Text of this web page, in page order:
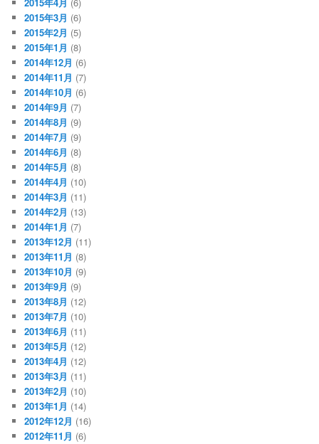
2015年3月 (6)
2015年2月 (5)
2015年1月 (8)
2014年12月 (6)
2014年11月 (7)
2014年10月 (6)
2014年9月 (7)
2014年8月 (9)
2014年7月 (9)
2014年6月 (8)
2014年5月 (8)
2014年4月 (10)
2014年3月 (11)
2014年2月 (13)
2014年1月 (7)
2013年12月 (11)
2013年11月 (8)
2013年10月 (9)
2013年9月 (9)
2013年8月 (12)
2013年7月 (10)
2013年6月 (11)
2013年5月 (12)
2013年4月 (12)
2013年3月 (11)
2013年2月 (10)
2013年1月 (14)
2012年12月 (16)
2012年11月 (6)